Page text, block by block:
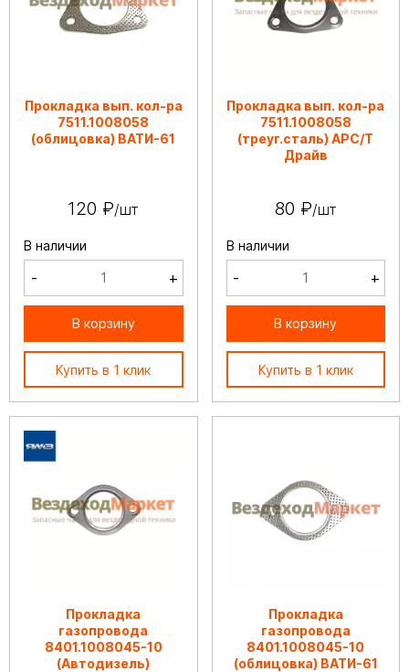
Прокладка вып. кол-ра
7511.1008058
(облицовка) ВАТИ-61
120 ₽/шт
В наличии
- +
В корзину
Купить в 1 клик
Прокладка вып. кол-ра
7511.1008058
(треуг.сталь) АРС/Т
Драйв
80 ₽/шт
В наличии
- +
В корзину
Купить в 1 клик
Прокладка
газопровода
8401.1008045-10
(Автодизель)
Прокладка
газопровода
8401.1008045-10
(облицовка) ВАТИ-61